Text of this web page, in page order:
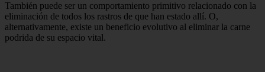
También puede ser un comportamiento primitivo relacionado con la
eliminación de todos los rastros de que han estado allí. O,
alternativamente, existe un beneficio evolutivo al eliminar la carne
podrida de su espacio vital.